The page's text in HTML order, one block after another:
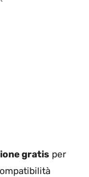
gratis per